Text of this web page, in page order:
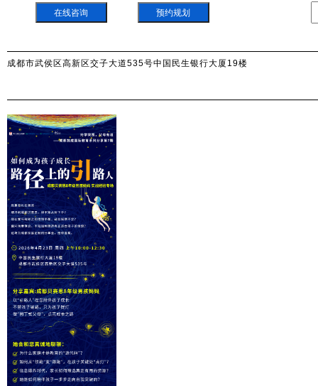
在线咨询 预约规划
成都市武侯区高新区交子大道535号中国民生银行大厦19楼